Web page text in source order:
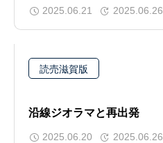
2025.06.21 2025.06.26
読売滋賀版
沿線ジオラマと再出発
2025.06.20 2025.06.26